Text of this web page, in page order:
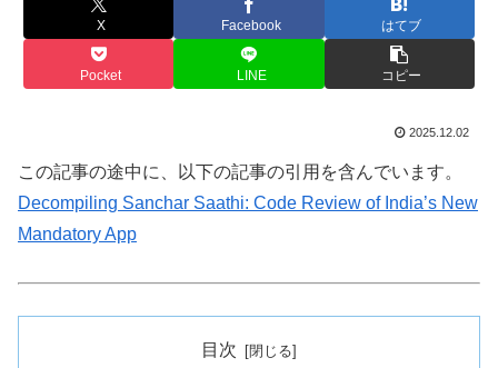
X Facebook はてブ
Pocket LINE コピー
2025.12.02
この記事の途中に、以下の記事の引用を含んでいます。
Decompiling Sanchar Saathi: Code Review of India’s New
Mandatory App
目次